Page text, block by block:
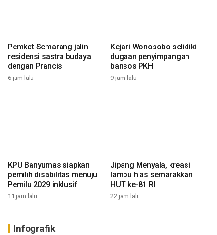
Pemkot Semarang jalin
residensi sastra budaya
dengan Prancis
6 jam lalu
Kejari Wonosobo selidiki
dugaan penyimpangan
bansos PKH
9 jam lalu
KPU Banyumas siapkan
pemilih disabilitas menuju
Pemilu 2029 inklusif
11 jam lalu
Jipang Menyala, kreasi
lampu hias semarakkan
HUT ke-81 RI
22 jam lalu
Infografik